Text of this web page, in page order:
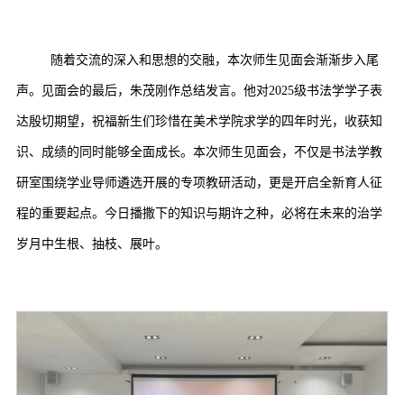
随着交流的深入和思想的交融，本次师生见面会渐渐步入尾
声。见面会的最后，朱茂刚作总结发言。他对2025级书法学学子表
达殷切期望，祝福新生们珍惜在美术学院求学的四年时光，收获知
识、成绩的同时能够全面成长。本次师生见面会，不仅是书法学教
研室围绕学业导师遴选开展的专项教研活动，更是开启全新育人征
程的重要起点。今日播撒下的知识与期许之种，必将在未来的治学
岁月中生根、抽枝、展叶。